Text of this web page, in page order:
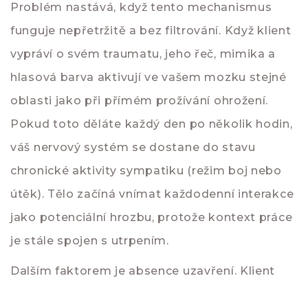
Problém nastává, když tento mechanismus
funguje nepřetržitě a bez filtrování. Když klient
vypráví o svém traumatu, jeho řeč, mimika a
hlasová barva aktivují ve vašem mozku stejné
oblasti jako při přímém prožívání ohrožení.
Pokud toto děláte každý den po několik hodin,
váš nervový systém se dostane do stavu
chronické aktivity sympatiku (režim boj nebo
útěk). Tělo začíná vnímat každodenní interakce
jako potenciální hrozbu, protože kontext práce
je stále spojen s utrpením.
Dalším faktorem je absence uzavření. Klient